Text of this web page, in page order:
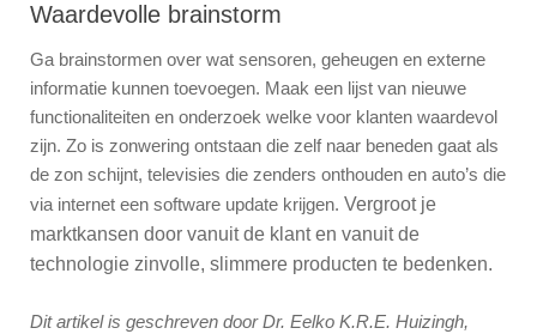
Waardevolle brainstorm
Ga brainstormen over wat sensoren, geheugen en externe
informatie kunnen toevoegen. Maak een lijst van nieuwe
functionaliteiten en onderzoek welke voor klanten waardevol
zijn. Zo is zonwering ontstaan die zelf naar beneden gaat als
de zon schijnt, televisies die zenders onthouden en auto’s die
via internet een software update krijgen. Vergroot je
marktkansen door vanuit de klant en vanuit de
technologie zinvolle, slimmere producten te bedenken.
Dit artikel is geschreven door Dr. Eelko K.R.E. Huizingh,